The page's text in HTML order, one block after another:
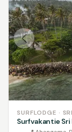
SURFLODGE ·
Surfvakantie